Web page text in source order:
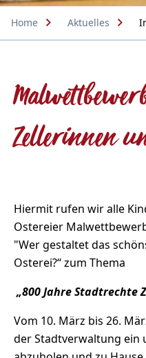
Home Aktuelles
Zellerinnen
Hiermit rufen wir alle
Ostereier
"Wer gestaltet das
Osterei?“ zum Thema
„800 Jahre Stadtrechte
Vom 10. März bis 26.
der Stadtverwaltung ein